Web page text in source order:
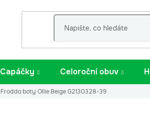
Capáčky Celoroční obuv
Froddo boty Ollie Beige G2130328-39